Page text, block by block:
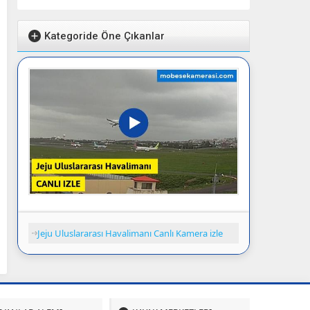
Kategoride Öne Çıkanlar
Jeju Uluslararası Havalimanı Canlı Kamera izle